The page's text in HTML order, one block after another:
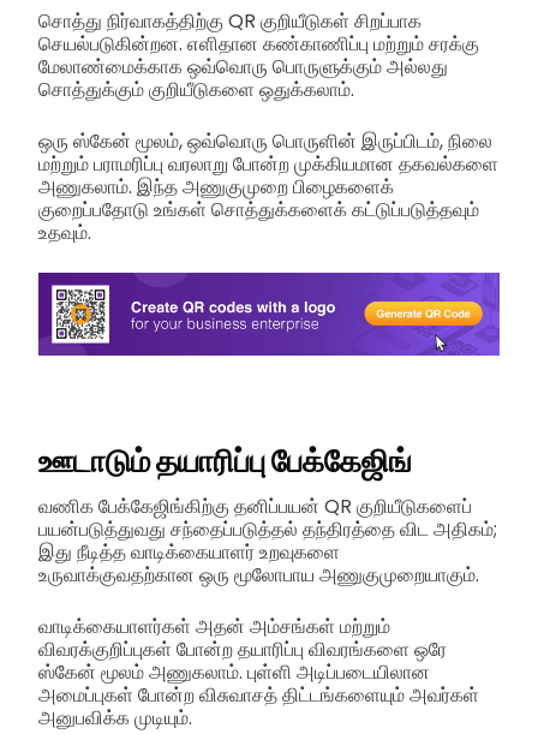
சொத்து நிர்வாகத்திற்கு QR குறியீடுகள் சிறப்பாக
செயல்படுகின்றன. எளிதான கண்காணிப்பு மற்றும் சரக்கு
மேலாண்மைக்காக ஒவ்வொரு பொருளுக்கும் அல்லது
சொத்துக்கும் குறியீடுகளை ஒதுக்கலாம்.
ஒரு ஸ்கேன் மூலம், ஒவ்வொரு பொருளின் இருப்பிடம், நிலை
மற்றும் பராமரிப்பு வரலாறு போன்ற முக்கியமான தகவல்களை
அணுகலாம். இந்த அணுகுமுறை பிழைகளைக்
குறைப்பதோடு உங்கள் சொத்துக்களைக் கட்டுப்படுத்தவும்
உதவும்.
ஊடாடும் தயாரிப்பு பேக்கேஜிங்
வணிக பேக்கேஜிங்கிற்கு தனிப்பயன் QR குறியீடுகளைப்
பயன்படுத்துவது சந்தைப்படுத்தல் தந்திரத்தை விட அதிகம்;
இது நீடித்த வாடிக்கையாளர் உறவுகளை
உருவாக்குவதற்கான ஒரு மூலோபாய அணுகுமுறையாகும்.
வாடிக்கையாளர்கள் அதன் அம்சங்கள் மற்றும்
விவரக்குறிப்புகள் போன்ற தயாரிப்பு விவரங்களை ஒரே
ஸ்கேன் மூலம் அணுகலாம். புள்ளி அடிப்படையிலான
அமைப்புகள் போன்ற விசுவாசத் திட்டங்களையும் அவர்கள்
அனுபவிக்க முடியும்.